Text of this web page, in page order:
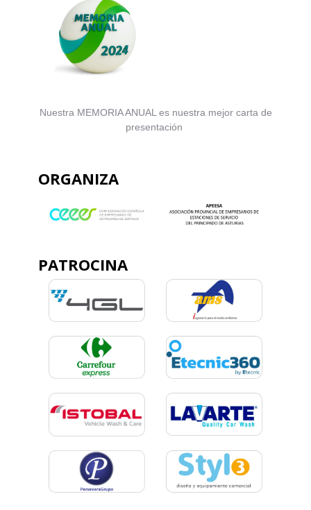
Nuestra MEMORIA ANUAL es nuestra mejor carta de
presentación
ORGANIZA
PATROCINA